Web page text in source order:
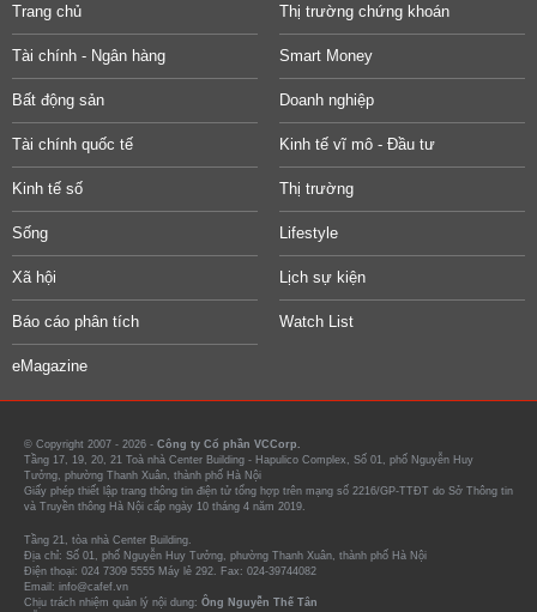
Trang chủ Thị trường chứng khoán
Tài chính - Ngân hàng Smart Money
Bất động sản Doanh nghiệp
Tài chính quốc tế Kinh tế vĩ mô - Đầu tư
Kinh tế số Thị trường
Sống Lifestyle
Xã hội Lịch sự kiện
Báo cáo phân tích Watch List
eMagazine
© Copyright 2007 - 2026 - Công ty Cổ phần VCCorp.
Tầng 17, 19, 20, 21 Toà nhà Center Building - Hapulico Complex, Số 01, phố Nguyễn Huy
Tưởng, phường Thanh Xuân, thành phố Hà Nội
Giấy phép thiết lập trang thông tin điện tử tổng hợp trên mạng số 2216/GP-TTĐT do Sở Thông tin
và Truyền thông Hà Nội cấp ngày 10 tháng 4 năm 2019.
Tầng 21, tòa nhà Center Building.
Địa chỉ: Số 01, phố Nguyễn Huy Tưởng, phường Thanh Xuân, thành phố Hà Nội
Điện thoại: 024 7309 5555 Máy lẻ 292. Fax: 024-39744082
Email: info@cafef.vn
Chịu trách nhiệm quản lý nội dung: Ông Nguyễn Thế Tân